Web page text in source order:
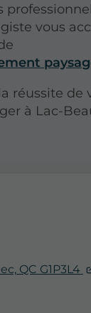
vous
réussite de
à Lac-
QC G1P3L4